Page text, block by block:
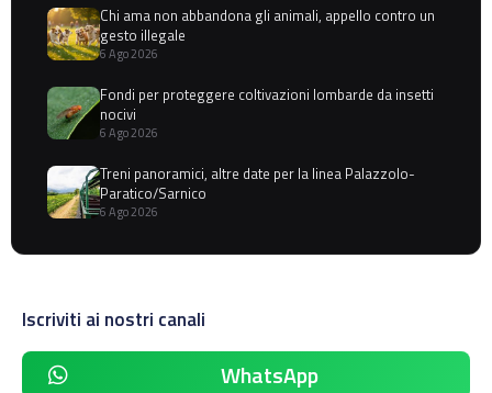
Chi ama non abbandona gli animali, appello contro un
gesto illegale
6 Ago 2026
Fondi per proteggere coltivazioni lombarde da insetti
nocivi
6 Ago 2026
Treni panoramici, altre date per la linea Palazzolo-
Paratico/Sarnico
6 Ago 2026
Iscriviti ai nostri canali
WhatsApp